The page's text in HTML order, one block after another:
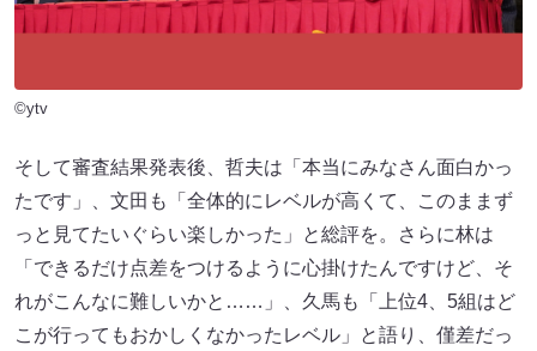
©ytv
そして審査結果発表後、哲夫は「本当にみなさん面白かっ
たです」、文田も「全体的にレベルが高くて、このままず
っと見てたいぐらい楽しかった」と総評を。さらに林は
「できるだけ点差をつけるように心掛けたんですけど、そ
れがこんなに難しいかと……」、久馬も「上位4、5組はど
こが行ってもおかしくなかったレベル」と語り、僅差だっ